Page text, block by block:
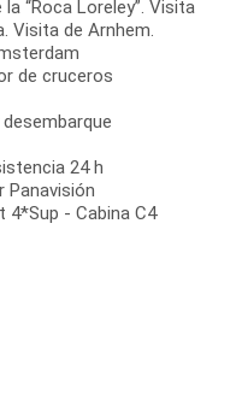
“Roca Loreley”. Visita
Visita de Arnhem.
de cruceros
24 h
Panavisión
4*Sup - Cabina C4